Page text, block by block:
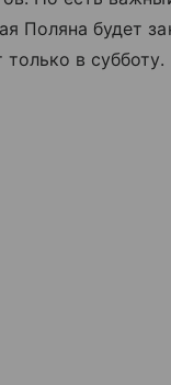
Поляна будет
только в субботу.